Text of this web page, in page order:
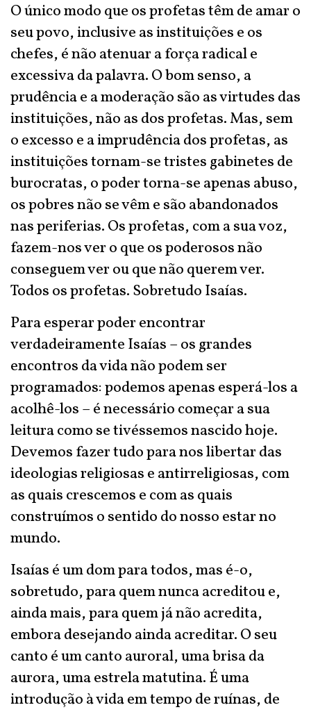
O único modo que os profetas têm de amar o
seu povo, inclusive as instituições e os
chefes, é não atenuar a força radical e
excessiva da palavra. O bom senso, a
prudência e a moderação são as virtudes das
instituições, não as dos profetas. Mas, sem
o excesso e a imprudência dos profetas, as
instituições tornam-se tristes gabinetes de
burocratas, o poder torna-se apenas abuso,
os pobres não se vêm e são abandonados
nas periferias. Os profetas, com a sua voz,
fazem-nos ver o que os poderosos não
conseguem ver ou que não querem ver.
Todos os profetas. Sobretudo Isaías.
Para esperar poder encontrar
verdadeiramente Isaías – os grandes
encontros da vida não podem ser
programados: podemos apenas esperá-los a
acolhê-los – é necessário começar a sua
leitura como se tivéssemos nascido hoje.
Devemos fazer tudo para nos libertar das
ideologias religiosas e antirreligiosas, com
as quais crescemos e com as quais
construímos o sentido do nosso estar no
mundo.
Isaías é um dom para todos, mas é-o,
sobretudo, para quem nunca acreditou e,
ainda mais, para quem já não acredita,
embora desejando ainda acreditar. O seu
canto é um canto auroral, uma brisa da
aurora, uma estrela matutina. É uma
introdução à vida em tempo de ruínas, de